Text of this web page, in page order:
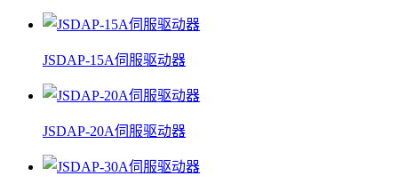
JSDAP-15A伺服驱动器
JSDAP-20A伺服驱动器